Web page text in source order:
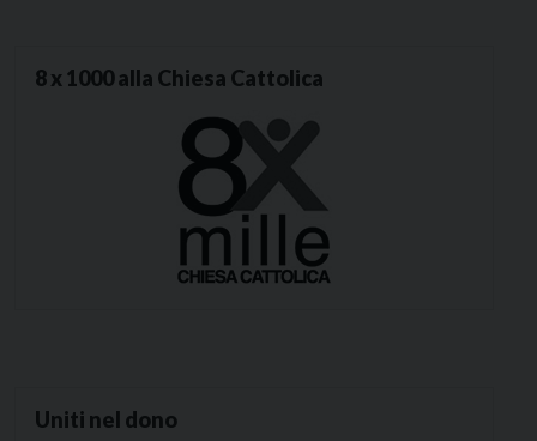
8 x 1000 alla Chiesa Cattolica
Uniti nel dono